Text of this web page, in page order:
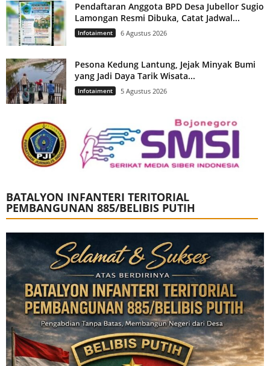
Pendaftaran Anggota BPD Desa Jubellor Sugio
Lamongan Resmi Dibuka, Catat Jadwal...
Infotaiment 6 Agustus 2026
Pesona Kedung Lantung, Jejak Minyak Bumi
yang Jadi Daya Tarik Wisata...
Infotaiment 5 Agustus 2026
BATALYON INFANTERI TERITORIAL
PEMBANGUNAN 885/BELIBIS PUTIH